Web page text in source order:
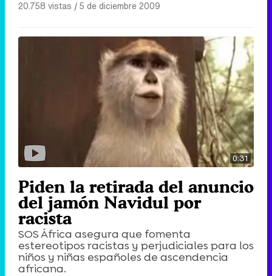
20.758 vistas |5 de diciembre 2009
0:31
Piden la retirada del anuncio
del jamón Navidul por
racista
SOS África asegura que fomenta
estereotipos racistas y perjudiciales para los
niños y niñas españoles de ascendencia
africana.